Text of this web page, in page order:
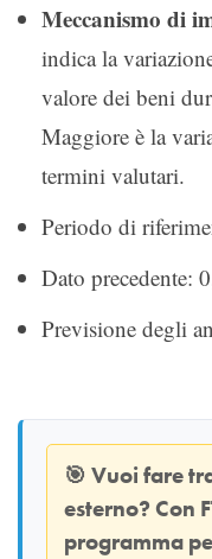
Meccanismo di
indica la
valore dei beni
Maggiore è la
termini valutari.
Periodo di
Dato precedente:
Previsione degli
🎯 Vuoi fare
esterno? Con
programma